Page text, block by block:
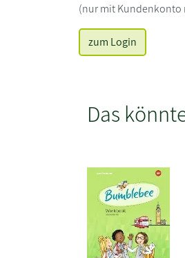
(nur mit Kundenkonto
zum Login
Das